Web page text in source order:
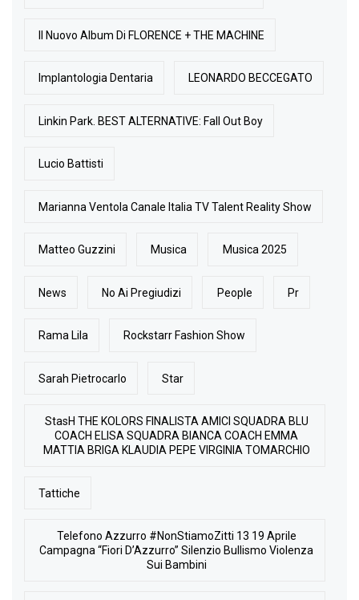
Il Nuovo Album Di FLORENCE + THE MACHINE
Implantologia Dentaria LEONARDO BECCEGATO
Linkin Park. BEST ALTERNATIVE: Fall Out Boy
Lucio Battisti
Marianna Ventola Canale Italia TV Talent Reality Show
Matteo Guzzini Musica Musica 2025
News No Ai Pregiudizi People Pr
Rama Lila Rockstarr Fashion Show
Sarah Pietrocarlo Star
StasH THE KOLORS FINALISTA AMICI SQUADRA BLU
COACH ELISA SQUADRA BIANCA COACH EMMA
MATTIA BRIGA KLAUDIA PEPE VIRGINIA TOMARCHIO
Tattiche
Telefono Azzurro #NonStiamoZitti 13 19 Aprile
Campagna “Fiori D’Azzurro” Silenzio Bullismo Violenza
Sui Bambini